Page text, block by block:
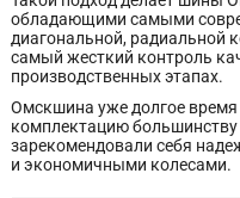
обладающими самыми
диагональной, радиальной
самый жесткий контроль
производственных этапах.
Омскшина уже долгое
комплектацию
зарекомендовали себя
и экономичными колесами.